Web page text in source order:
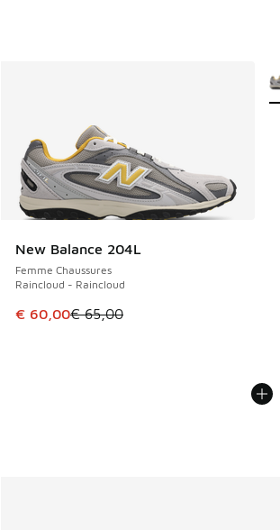
New Balance 204L
Femme Chaussures
Raincloud - Raincloud
Cet article est en promotion. Prix en
€ 60,00€ 65,00